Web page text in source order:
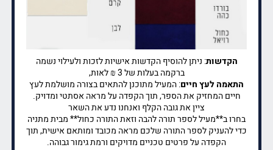
הקדשות: ניתן להוסיף הקדשות אישיות לזכות ולעילוי נשמה
ברקמה בעלות של 3 ₪ לאות,
התאמה לעץ חיים: המעיל מתוכנן להתאים בצורה מושלמת לעץ
חיים המחזיק את הספר, תוך הקפדה על מראה אסתטי ומדויק.
ציין את גובה הקלף ואנחנו נדע את השאר
בחרו ב**מעיל לספר תורה להבה וזאת התורה כחול** מבית מתניה
כדי להעניק לספר התורה שלכם מראה מכובד ומותאם אישית, תוך
הקפדה על פרטים טכניים מדויקים ורמת גימור גבוהה.